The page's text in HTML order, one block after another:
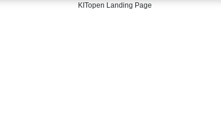
KITopen Landing Page